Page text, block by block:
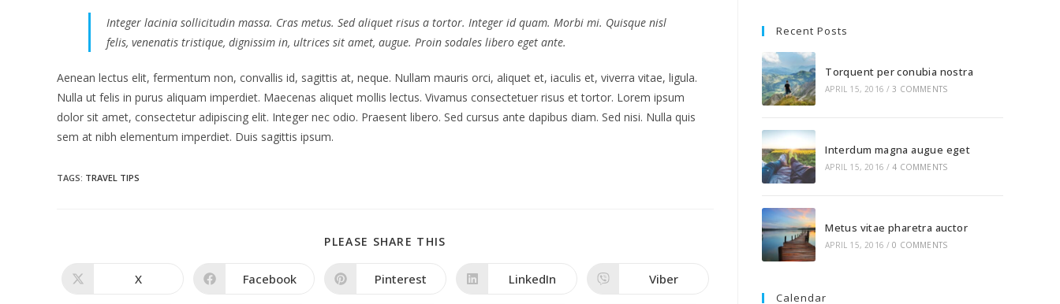
Integer lacinia sollicitudin massa. Cras metus. Sed aliquet risus a tortor. Integer id quam. Morbi mi. Quisque nisl
felis, venenatis tristique, dignissim in, ultrices sit amet, augue. Proin sodales libero eget ante.
Aenean lectus elit, fermentum non, convallis id, sagittis at, neque. Nullam mauris orci, aliquet et, iaculis et, viverra vitae, ligula.
Nulla ut felis in purus aliquam imperdiet. Maecenas aliquet mollis lectus. Vivamus consectetuer risus et tortor. Lorem ipsum
dolor sit amet, consectetur adipiscing elit. Integer nec odio. Praesent libero. Sed cursus ante dapibus diam. Sed nisi. Nulla quis
sem at nibh elementum imperdiet. Duis sagittis ipsum.
TAGS: TRAVEL TIPS
PLEASE SHARE THIS
CONTENT
Opens
X Opens
Facebook Opens
Pinterest Opens
LinkedIn Opens
Viber
Recent Posts
Torquent per conubia nostra
APRIL 15, 2016 / 3 COMMENTS
Interdum magna augue eget
APRIL 15, 2016 / 4 COMMENTS
Metus vitae pharetra auctor
APRIL 15, 2016 / 0 COMMENTS
Calendar